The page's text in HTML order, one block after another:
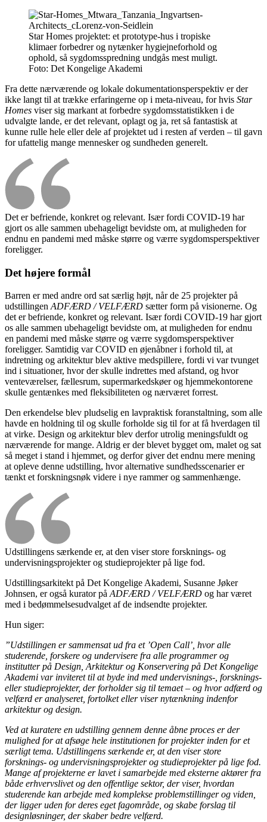
Star Homes projektet: et prototype-hus i tropiske
klimaer forbedrer og nytænker hygiejneforhold og
ophold, så sygdomsspredning undgås mest muligt.
Foto: Det Kongelige Akademi
Fra dette nærværende og lokale dokumentationsperspektiv er der
ikke langt til at trække erfaringerne op i meta-niveau, for hvis Star
Homes viser sig markant at forbedre sygdomsstatistikken i de
udvalgte lande, er det relevant, oplagt og ja, ret så fantastisk at
kunne rulle hele eller dele af projektet ud i resten af verden – til gavn
for ufattelig mange mennesker og sundheden generelt.
Det er befriende, konkret og relevant. Især fordi COVID-19 har
gjort os alle sammen ubehageligt bevidste om, at muligheden for
endnu en pandemi med måske større og værre sygdomsperspektiver
foreligger.
Det højere formål
Barren er med andre ord sat særlig højt, når de 25 projekter på
udstillingen ADFÆRD / VELFÆRD sætter form på visionerne. Og
det er befriende, konkret og relevant. Især fordi COVID-19 har gjort
os alle sammen ubehageligt bevidste om, at muligheden for endnu
en pandemi med måske større og værre sygdomsperspektiver
foreligger. Samtidig var COVID en øjenåbner i forhold til, at
indretning og arkitektur blev aktive medspillere, fordi vi var tvunget
ind i situationer, hvor der skulle indrettes med afstand, og hvor
venteværelser, fællesrum, supermarkedskøer og hjemmekontorene
skulle gentænkes med fleksibiliteten og nærværet forrest.
Den erkendelse blev pludselig en lavpraktisk foranstaltning, som alle
havde en holdning til og skulle forholde sig til for at få hverdagen til
at virke. Design og arkitektur blev derfor utrolig meningsfuldt og
nærværende for mange. Aldrig er der blevet bygget om, malet og sat
så meget i stand i hjemmet, og derfor giver det endnu mere mening
at opleve denne udstilling, hvor alternative sundhedsscenarier er
tænkt et forskningsnøk videre i nye rammer og sammenhænge.
Udstillingens særkende er, at den viser store forsknings- og
undervisningsprojekter og studieprojekter på lige fod.
Udstillingsarkitekt på Det Kongelige Akademi, Susanne Jøker
Johnsen, er også kurator på ADFÆRD / VELFÆRD og har været
med i bedømmelsesudvalget af de indsendte projekter.
Hun siger:
”Udstillingen er sammensat ud fra et ’Open Call’, hvor alle
studerende, forskere og undervisere fra alle programmer og
institutter på Design, Arkitektur og Konservering på Det Kongelige
Akademi var inviteret til at byde ind med undervisnings-, forsknings-
eller studieprojekter, der forholder sig til temaet – og hvor adfærd og
velfærd er analyseret, fortolket eller viser nytænkning indenfor
arkitektur og design.
Ved at kuratere en udstilling gennem denne åbne proces er der
mulighed for at afsøge hele institutionen for projekter inden for et
særligt tema. Udstillingens særkende er, at den viser store
forsknings- og undervisningsprojekter og studieprojekter på lige fod.
Mange af projekterne er lavet i samarbejde med eksterne aktører fra
både erhvervslivet og den offentlige sektor, der viser, hvordan
studerende kan arbejde med komplekse problemstillinger og viden,
der ligger uden for deres eget fagområde, og skabe forslag til
designløsninger, der skaber bedre velfærd.